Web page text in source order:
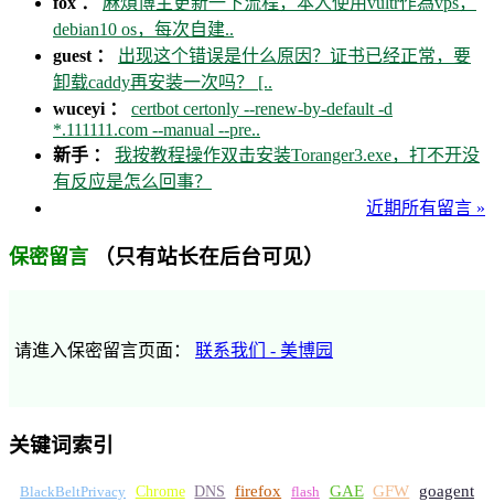
debian10 os，每次自建..
guest ： 出现这个错误是什么原因？证书已经正常，要
卸载caddy再安装一次吗？ [..
wuceyi ： certbot certonly --renew-by-default -d
*.111111.com --manual --pre..
新手 ： 我按教程操作双击安装Toranger3.exe，打不开没
有反应是怎么回事？
近期所有留言 »
保密留言 （只有站长在后台可见）
请進入保密留言页面： 联系我们 - 美博园
关键词索引
BlackBeltPrivacy Chrome DNS firefox flash GAE GFW
goagent